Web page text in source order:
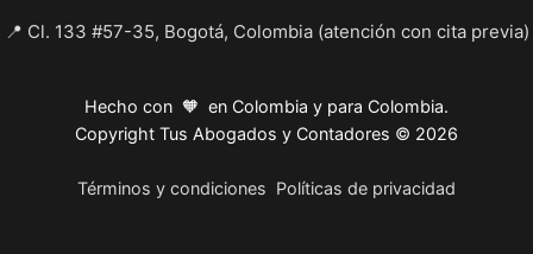
📍 Cl. 133 #57-35, Bogotá, Colombia (atención con cita previa)
Hecho con 🧡 en Colombia y para Colombia.
Copyright Tus Abogados y Contadores © 2026
Términos y condiciones Políticas de privacidad